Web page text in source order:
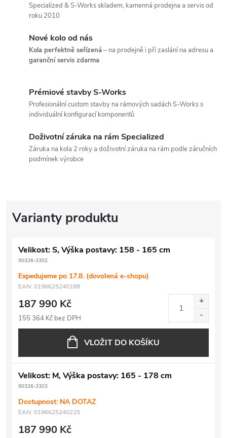
Specialized & S-Works skladem, kamenná prodejna a servis od
roku 2010
Nové kolo od nás
Kola perfektně seřízená– na prodejně i při zaslání na adresu a
garanční servis zdarma
Prémiové stavby S-Works
Profesionální custom stavby na rámových sadách S-Works s
individuální konfigurací komponentů
Doživotní záruka na rám Specialized
Záruka na kola 2 roky a doživotní záruka na rám podle záručních
podmínek výrobce
Velikost: S, Výška postavy: 158 - 165 cm
90326-3302
Expedujeme po 17.8. (dovolená e-shopu)
EAN: 0196625240188
187 990 Kč
155 364 Kč bez DPH
VLOŽIT DO KOŠÍKU
Velikost: M, Výška postavy: 165 - 178 cm
90326-3303
Dostupnost: NA DOTAZ
EAN: 0196625240225
187 990 Kč